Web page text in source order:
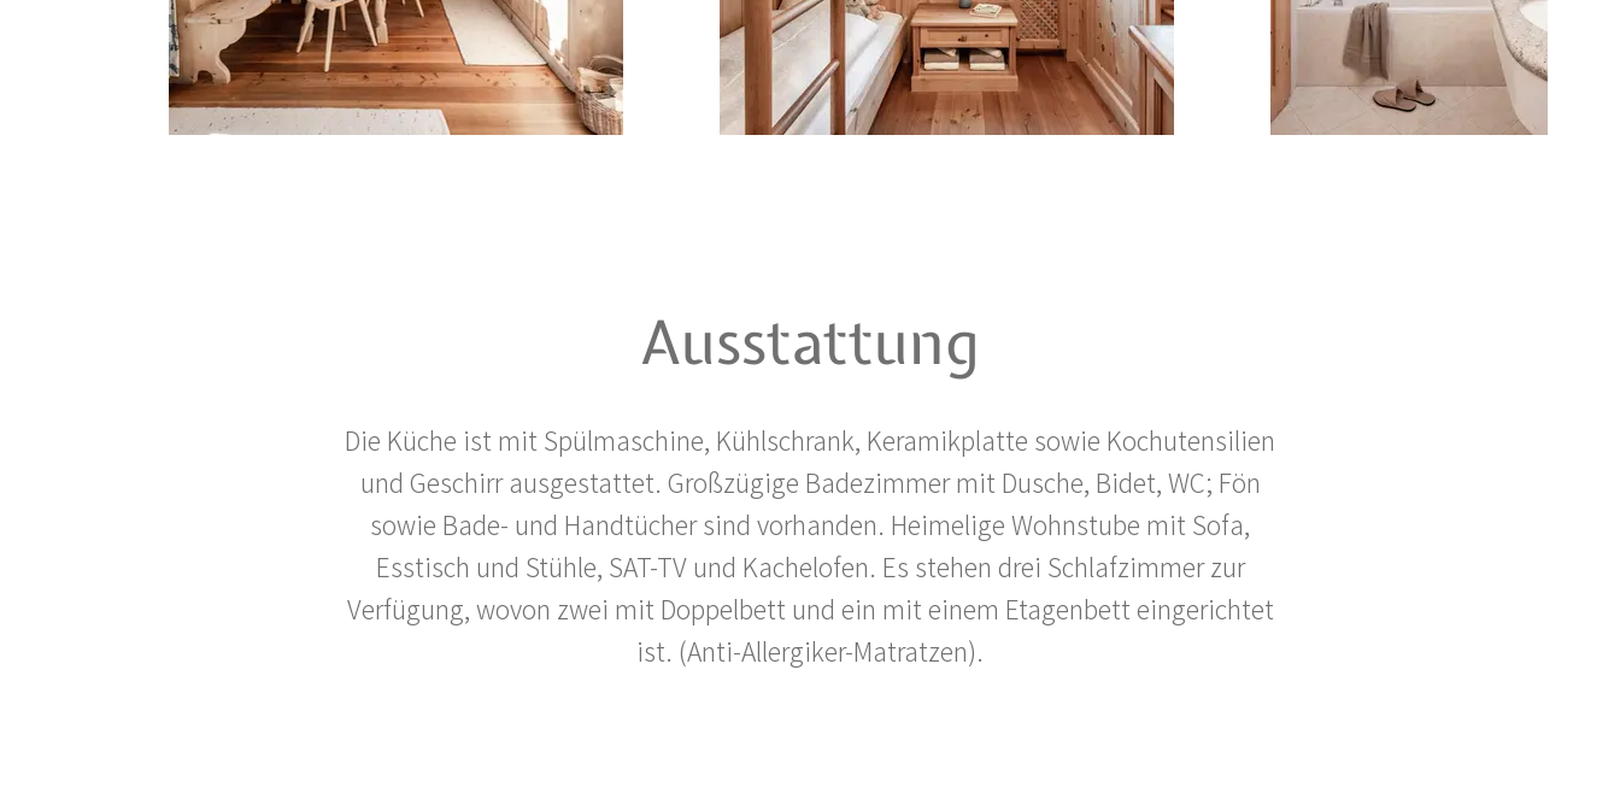
Ausstattung
Die Küche ist mit Spülmaschine, Kühlschrank, Keramikplatte sowie Kochutensilien
und Geschirr ausgestattet. Großzügige Badezimmer mit Dusche, Bidet, WC; Fön
sowie Bade- und Handtücher sind vorhanden. Heimelige Wohnstube mit Sofa,
Esstisch und Stühle, SAT-TV und Kachelofen. Es stehen drei Schlafzimmer zur
Verfügung, wovon zwei mit Doppelbett und ein mit einem Etagenbett eingerichtet
ist. (Anti-Allergiker-Matratzen).